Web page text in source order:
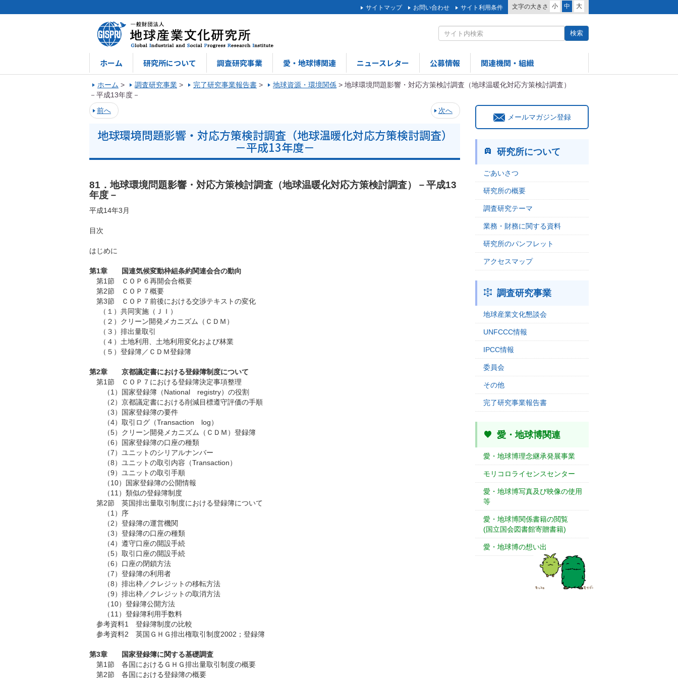
文字の大きさ 小 中 大
サイトマップ お問い合わせ サイト利用条件
ホーム 研究所について 調査研究事業 愛・地球博関連 ニュースレター 公募情報 関連機関・組織
ホーム > 調査研究事業 > 完了研究事業報告書 > 地球資源・環境関係 > 地球環境問題影響・対応方策検討調査（地球温暖化対応方策検討調査）
－平成13年度－
前へ
次へ
地球環境問題影響・対応方策検討調査（地球温暖化対応方策検討調査）
－平成13年度－
81．地球環境問題影響・対応方策検討調査（地球温暖化対応方策検討調査）－平成13
年度－
平成14年3月
目次
はじめに
第1章 国連気候変動枠組条約関連会合の動向
第1節
ＣＯＰ６再開会合概要
第2節
ＣＯＰ７概要
第3節
ＣＯＰ７前後における交渉テキストの変化
（１）共同実施（ＪＩ）
（２）クリーン開発メカニズム（ＣＤＭ）
（３）排出量取引
（４）土地利用、土地利用変化および林業
（５）登録簿／ＣＤＭ登録簿
第2章 京都議定書における登録簿制度について
第1節
ＣＯＰ７における登録簿決定事項整理
（1）国家登録簿（National registry）の役割
（2）京都議定書における削減目標遵守評価の手順
（3）国家登録簿の要件
（4）取引ログ（Transaction log）
（5）クリーン開発メカニズム（ＣＤＭ）登録簿
（6）国家登録簿の口座の種類
（7）ユニットのシリアルナンバー
（8）ユニットの取引内容（Transaction）
（9）ユニットの取引手順
（10）国家登録簿の公開情報
（11）類似の登録簿制度
第2節
英国排出量取引制度における登録簿について
（1）序
（2）登録簿の運営機関
（3）登録簿の口座の種類
（4）遵守口座の開設手続
（5）取引口座の開設手続
（6）口座の閉鎖方法
（7）登録簿の利用者
（8）排出枠／クレジットの移転方法
（9）排出枠／クレジットの取消方法
（10）登録簿公開方法
（11）登録簿利用手数料
参考資料1 登録簿制度の比較
参考資料2 英国ＧＨＧ排出権取引制度2002；登録簿
第3章 国家登録簿に関する基礎調査
第1節
各国におけるＧＨＧ排出量取引制度の概要
第2節
各国における登録簿の概要
メールマガジン登録
研究所について
ごあいさつ
研究所の概要
調査研究テーマ
業務・財務に関する資料
研究所のパンフレット
アクセスマップ
調査研究事業
地球産業文化懇談会
UNFCCC情報
IPCC情報
委員会
その他
完了研究事業報告書
愛・地球博関連
愛・地球博理念継承発展事業
モリコロライセンスセンター
愛・地球博写真及び映像の使用
等
愛・地球博関係書籍の閲覧
(国立国会図書館寄贈書籍)
愛・地球博の想い出